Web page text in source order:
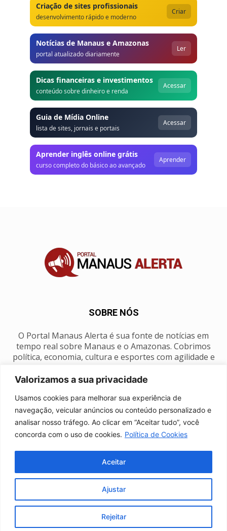
Valorizamos a sua privacidade
Usamos cookies para melhorar sua experiência de
navegação, veicular anúncios ou conteúdo personalizado e
analisar nosso tráfego. Ao clicar em “Aceitar tudo”, você
concorda com o uso de cookies. Política de Cookies
Ajustar
Rejeitar
Aceitar
Criação de sites profissionais
desenvolvimento rápido e moderno
Criar
Notícias de Manaus e Amazonas
portal atualizado diariamente
Ler
Dicas financeiras e investimentos
conteúdo sobre dinheiro e renda
Acessar
Guia de Mídia Online
lista de sites, jornais e portais
Acessar
Aprender inglês online grátis
curso completo do básico ao avançado
Aprender
SOBRE NÓS
O Portal Manaus Alerta é sua fonte de notícias em
tempo real sobre Manaus e o Amazonas. Cobrimos
política, economia, cultura e esportes com agilidade e
SIGA-NOS
Fale conosco
Manaus Clima